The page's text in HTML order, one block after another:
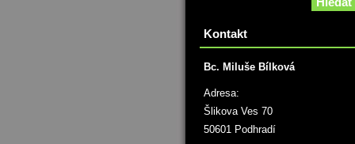
Kontakt
Bc. Miluše Bílková
Adresa:
Šlikova Ves 70
50601 Podhradí